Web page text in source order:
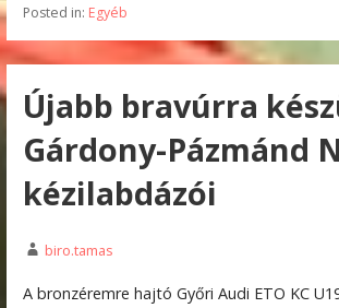
Posted in: Egyéb
Újabb bravúrra
Gárdony-Pázmánd
kézilabdázói
biro.tamas
A bronzéremre hajtó Győri Audi ETO KC